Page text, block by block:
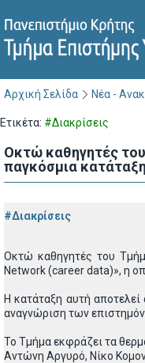
Αρχική Σελίδα Νέα -
Ετικέτα: #Διακρίσεις
Οκτώ καθηγητές
παγκόσμια
#Διακρίσεις
Οκτώ καθηγητές του
Network (career data)», η
Η κατάταξη αυτή
αναγνώριση των
Το Τμήμα εκφράζει τα
Αντώνη Αργυρό, Νίκο